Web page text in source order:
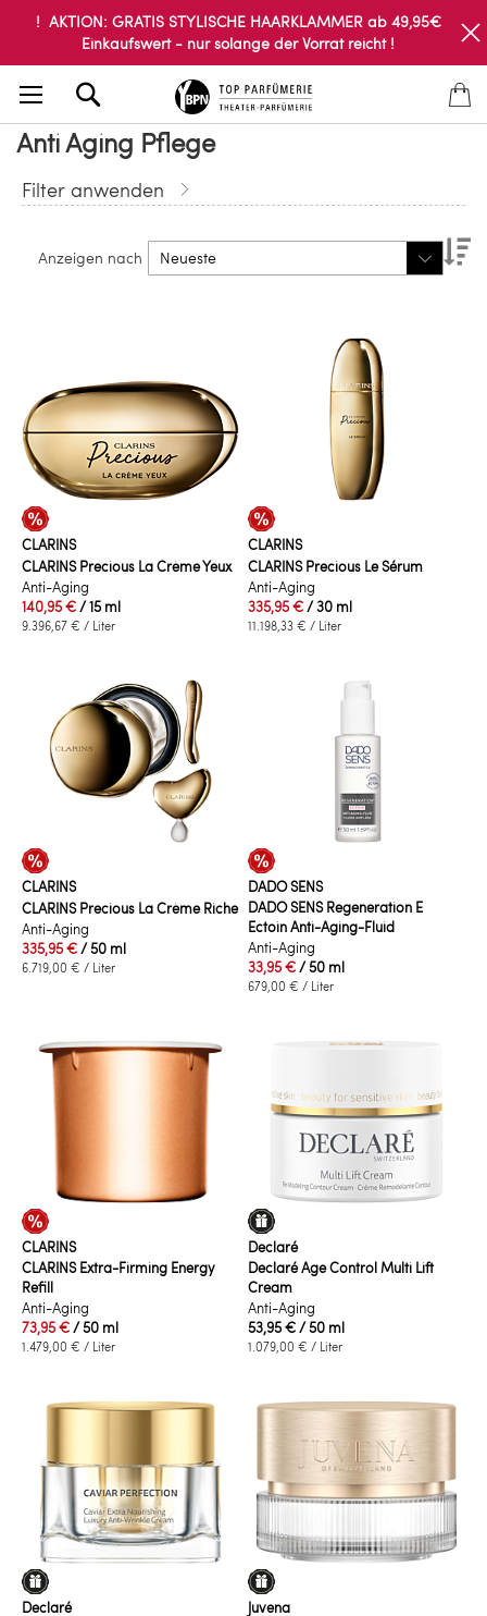
! AKTION: GRATIS STYLISCHE HAARKLAMMER ab 49,95€
Einkaufswert - nur solange der Vorrat reicht !
Anti Aging Pflege
Filter anwenden
Anzeigen nach
CLARINS
CLARINS Precious La Crème Yeux
Anti-Aging
140,95 €/ 15 ml
9.396,67 € / Liter
CLARINS
CLARINS Precious Le Sérum
Anti-Aging
335,95 €/ 30 ml
11.198,33 € / Liter
CLARINS
CLARINS Precious La Crème Riche
Anti-Aging
335,95 €/ 50 ml
6.719,00 € / Liter
DADO SENS
DADO SENS Regeneration E
Ectoin Anti-Aging-Fluid
Anti-Aging
33,95 €/ 50 ml
679,00 € / Liter
CLARINS
CLARINS Extra-Firming Energy
Refill
Anti-Aging
73,95 €/ 50 ml
1.479,00 € / Liter
Declaré
Declaré Age Control Multi Lift
Cream
Anti-Aging
53,95 €/ 50 ml
1.079,00 € / Liter
Declaré
Juvena